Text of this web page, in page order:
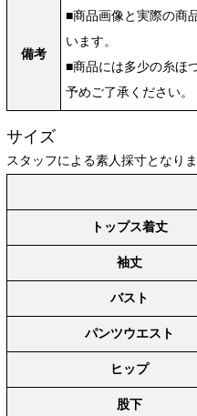
備考
■商品画像と実際の商
います。
■商品には多少の糸ほ
予めご了承ください。
サイズ
スタッフによる素人採寸となり
トップス着丈
袖丈
バスト
パンツウエスト
ヒップ
股下